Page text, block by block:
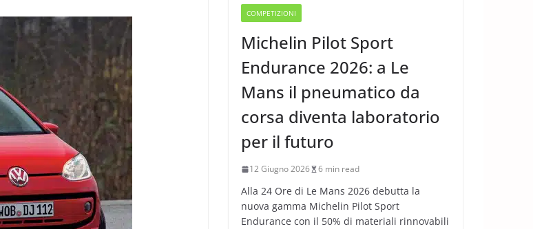
COMPETIZIONI
Michelin Pilot Sport
Endurance 2026: a Le
Mans il pneumatico da
corsa diventa laboratorio
per il futuro
12 Giugno 2026 6 min read
Alla 24 Ore di Le Mans 2026 debutta la
nuova gamma Michelin Pilot Sport
Endurance con il 50% di materiali rinnovabili